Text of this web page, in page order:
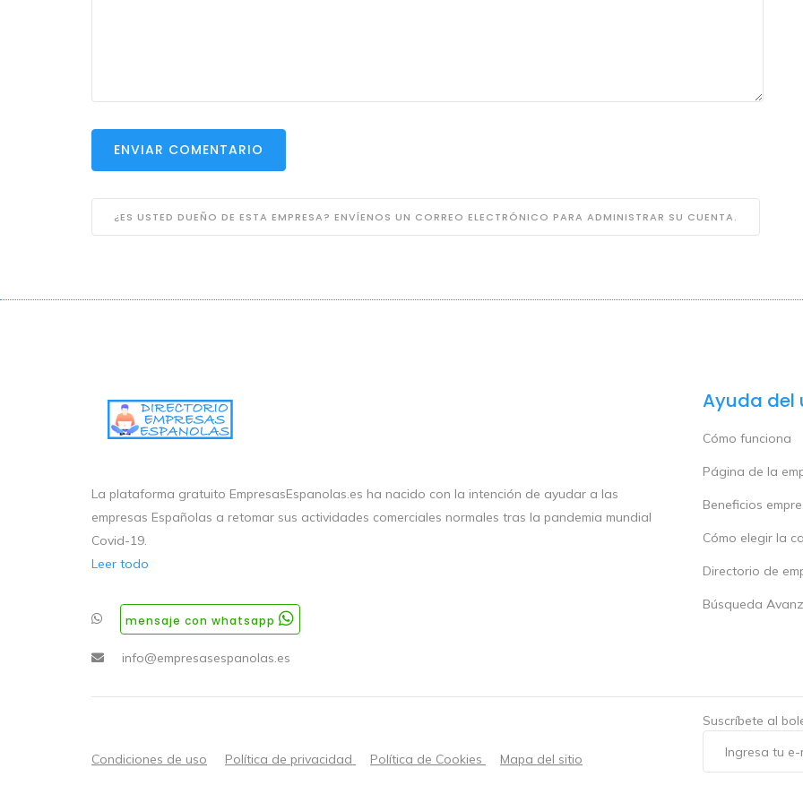
ENVIAR COMENTARIO
¿ES USTED DUEÑO DE ESTA EMPRESA? ENVÍENOS UN CORREO ELECTRÓNICO PARA ADMINISTRAR SU CUENTA.
La plataforma gratuito EmpresasEspanolas.es ha nacido con la intención de ayudar a las
empresas Españolas a retomar sus actividades comerciales normales tras la pandemia mundial
Covid-19.
Leer todo
mensaje con whatsapp
info@empresasespanolas.es
Ayuda del
Cómo funciona
Página de la
Beneficios
Cómo elegir la
Directorio de
Búsqueda
Suscríbete al
Condiciones de uso Política de privacidad Política de Cookies Mapa del sitio